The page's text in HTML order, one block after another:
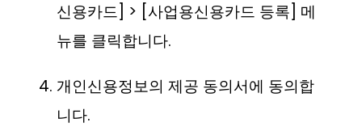
신용카드] > [사업용신용카드 등록] 메
뉴를 클릭합니다.
개인신용정보의 제공 동의서에 동의합
니다.